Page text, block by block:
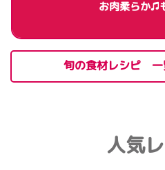
お肉柔らか♫
旬の食材レシピ
人気